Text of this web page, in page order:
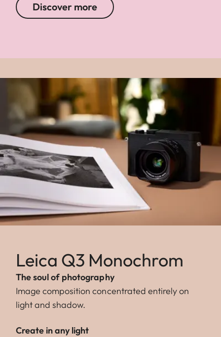
Discover more
Leica Q3 Monochrom
The soul of photography
Image composition concentrated entirely on
light and shadow.
Create in any light